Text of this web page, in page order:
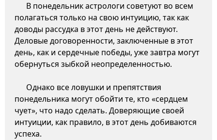
В понедельник астрологи советуют во всем
полагаться только на свою интуицию, так как
доводы рассудка в этот день не действуют.
Деловые договоренности, заключенные в этот
день, как и сердечные победы, уже завтра могут
обернуться зыбкой неопределенностью.
Однако все ловушки и препятствия
понедельника могут обойти те, кто «сердцем
чует», что надо сделать. Доверяющие своей
интуиции, как правило, в этот день добиваются
успеха.